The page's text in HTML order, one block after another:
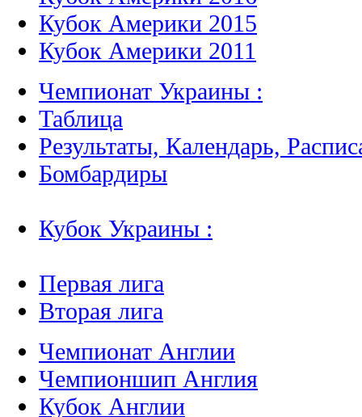
Кубок Америки 2015
Кубок Америки 2011
Чемпионат Украины :
Таблица
Результаты, Календарь,
Бомбардиры
Кубок Украины :
Первая лига
Вторая лига
Чемпионат Англии
Чемпионшип Англия
Кубок Англии